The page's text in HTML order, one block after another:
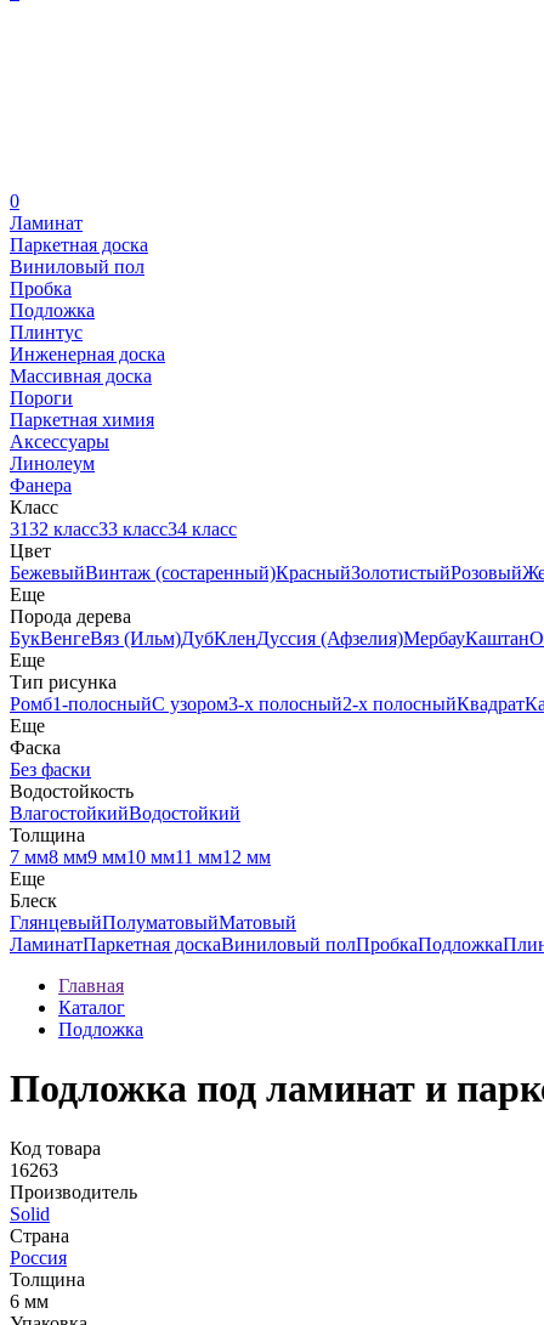
0
Ламинат
Паркетная доска
Виниловый пол
Пробка
Подложка
Плинтус
Инженерная доска
Массивная доска
Пороги
Паркетная химия
Аксессуары
Линолеум
Фанера
Класс
3132 класс33 класс34 класс
Цвет
БежевыйВинтаж (состаренный)КрасныйЗолотистыйРозовый
Еще
Порода дерева
БукВенгеВяз (Ильм)ДубКленДуссия (Афзелия)МербауКаштан
Еще
Тип рисунка
Ромб1-полосныйС узором3-х полосный2-х полосныйКвадрат
Еще
Фаска
Без фаски
Водостойкость
ВлагостойкийВодостойкий
Толщина
7 мм8 мм9 мм10 мм11 мм12 мм
Еще
Блеск
ГлянцевыйПолуматовыйМатовый
ЛаминатПаркетная доскаВиниловый полПробкаПодложка
Главная
Каталог
Подложка
Подложка под ламинат и
Код товара
16263
Производитель
Solid
Страна
Россия
Толщина
6 мм